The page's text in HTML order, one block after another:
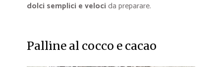
dolci semplici e velocida preparare.
Palline al cocco e cacao